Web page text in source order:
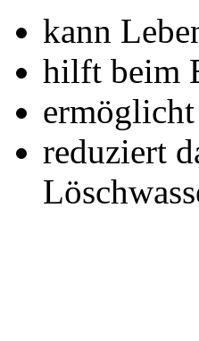
kann
hilft beim
reduziert